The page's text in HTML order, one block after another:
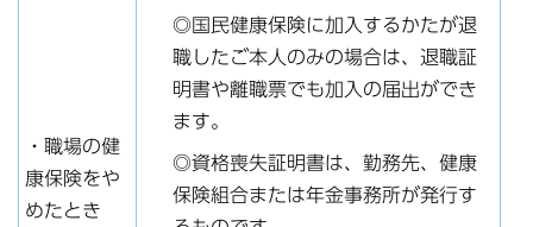
・職場の健
康保険をや
めたとき
◎国民健康保険に加入するかたが退
職したご本人のみの場合は、退職証
明書や離職票でも加入の届出ができ
ます。
◎資格喪失証明書は、勤務先、健康
保険組合または年金事務所が発行す